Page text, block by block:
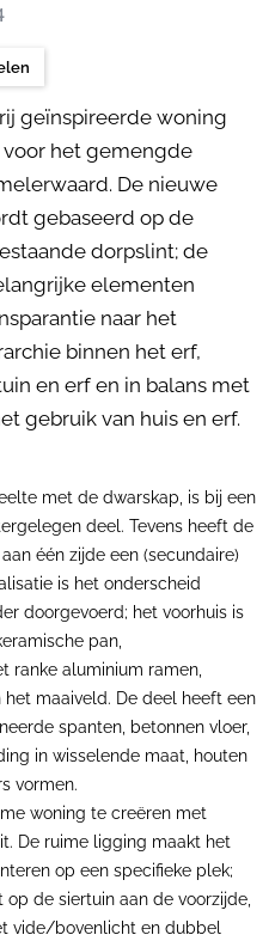
geïnspireerde woning
het gemengde
De nieuwe
gebaseerd op de
dorpslint; de
elementen
naar het
binnen het erf,
en erf en in balans met
gebruik van huis en erf.
met de dwarskap, is bij een
deel. Tevens heeft de
één zijde een (secundaire)
is het onderscheid
doorgevoerd; het voorhuis is
pan,
ranke aluminium ramen,
maaiveld. De deel heeft een
spanten, betonnen vloer,
in wisselende maat, houten
vormen.
woning te creëren met
De ruime ligging maakt het
op een specifieke plek;
de siertuin aan de voorzijde,
vide/bovenlicht en dubbel